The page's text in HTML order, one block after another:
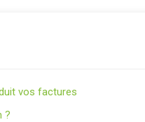
vos factures
?